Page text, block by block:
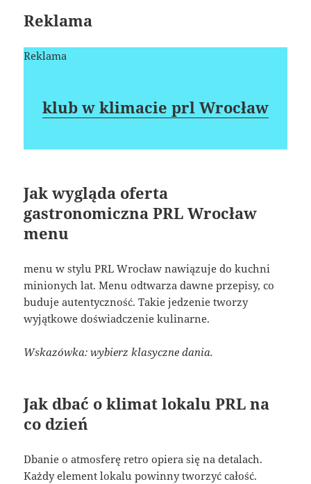
Reklama
Reklama
klub w klimacie prl Wrocław
Jak wygląda oferta
gastronomiczna PRL Wrocław
menu
menu w stylu PRL Wrocław nawiązuje do kuchni
minionych lat. Menu odtwarza dawne przepisy, co
buduje autentyczność. Takie jedzenie tworzy
wyjątkowe doświadczenie kulinarne.
Wskazówka: wybierz klasyczne dania.
Jak dbać o klimat lokalu PRL na
co dzień
Dbanie o atmosferę retro opiera się na detalach.
Każdy element lokalu powinny tworzyć całość.